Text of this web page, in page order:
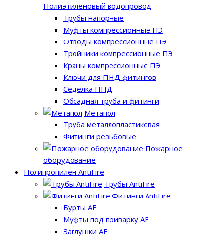
Полиэтиленовый водопровод
Трубы напорные
Муфты компрессионные ПЭ
Отводы компрессионные ПЭ
Тройники компрессионные ПЭ
Краны компрессионные ПЭ
Ключи для ПНД фитингов
Седелка ПНД
Обсадная труба и фитинги
Метапол
Труба металлопластиковая
Фитинги резьбовые
Пожарное
оборудование
Полипропилен AntiFire
Трубы AntiFire
Фитинги AntiFire
Бурты AF
Муфты под приварку AF
Заглушки AF